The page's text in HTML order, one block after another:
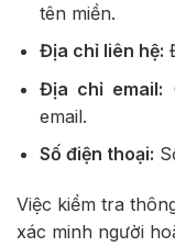
tên miền.
Địa chỉ liên hệ:
Địa chỉ email:
email.
Số điện thoại:
Việc kiểm tra
xác minh người